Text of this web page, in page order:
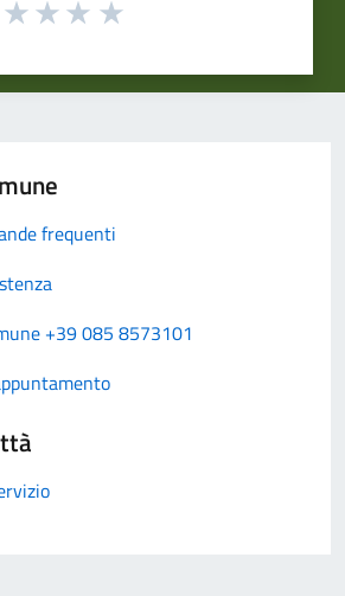
frequenti
+39 085 8573101